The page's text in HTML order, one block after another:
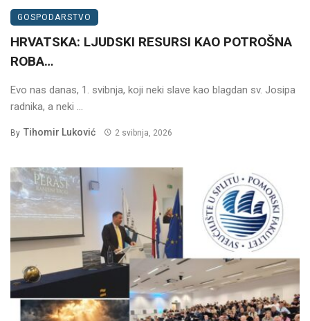
GOSPODARSTVO
HRVATSKA: LJUDSKI RESURSI KAO POTROŠNA
ROBA…
Evo nas danas, 1. svibnja, koji neki slave kao blagdan sv. Josipa
radnika, a neki ...
By Tihomir Luković 2 svibnja, 2026